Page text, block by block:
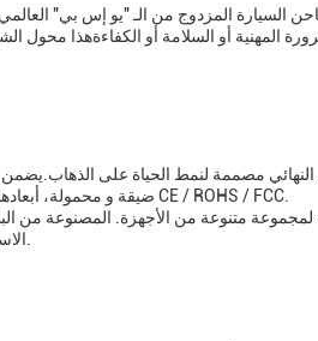
السيارة المزدوج من الـ "يو إس بي"
المهنية أو السلامة أو الكفاءةهذا
ضيقة و محمولة، أبعادها 73*33*27 ملم تجعلها رفيقة سفر مثالية لأي سيارة.أن تكون معتمدة بالكامل مع CE / ROHS / FCC.